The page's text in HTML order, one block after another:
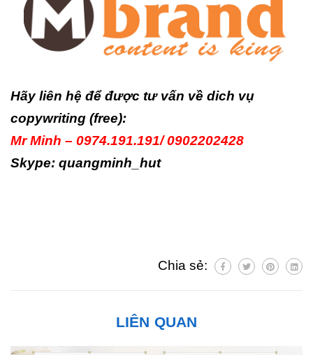
Hãy liên hệ để được tư vấn về dich vụ
copywriting (free):
Mr Minh – 0974.191.191/ 0902202428
Skype: quangminh_hut
Chia sẻ:
LIÊN QUAN